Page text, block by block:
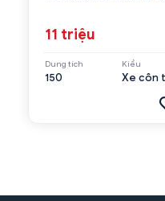
11 triệu
Dung tích
150
Kiểu
Xe côn